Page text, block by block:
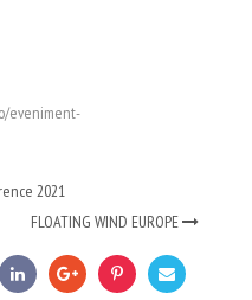
eveniment-
2021
FLOATING WIND EUROPE